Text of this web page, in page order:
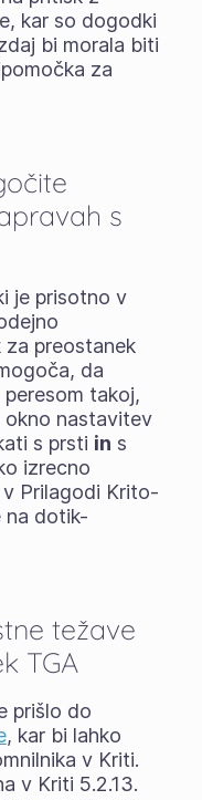
kar so dogodki
bi morala biti
za
s
je prisotno v
preostanek
da
takoj,
okno nastavitev
s prsti in s
izrecno
Prilagodi Krito-
na dotik-
težave
TGA
prišlo do
, kar bi lahko
v Kriti.
v Kriti 5.2.13.